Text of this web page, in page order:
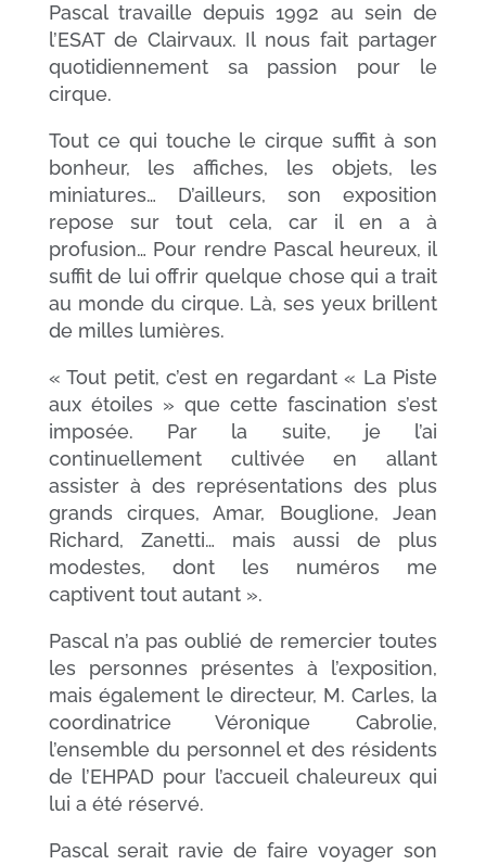
Pascal travaille depuis 1992 au sein de
l’ESAT de Clairvaux. Il nous fait partager
quotidiennement sa passion pour le
cirque.
Tout ce qui touche le cirque suffit à son
bonheur, les affiches, les objets, les
miniatures… D’ailleurs, son exposition
repose sur tout cela, car il en a à
profusion… Pour rendre Pascal heureux, il
suffit de lui offrir quelque chose qui a trait
au monde du cirque. Là, ses yeux brillent
de milles lumières.
« Tout petit, c’est en regardant « La Piste
aux étoiles » que cette fascination s’est
imposée. Par la suite, je l’ai
continuellement cultivée en allant
assister à des représentations des plus
grands cirques, Amar, Bouglione, Jean
Richard, Zanetti… mais aussi de plus
modestes, dont les numéros me
captivent tout autant ».
Pascal n’a pas oublié de remercier toutes
les personnes présentes à l’exposition,
mais également le directeur, M. Carles, la
coordinatrice Véronique Cabrolie,
l’ensemble du personnel et des résidents
de l’EHPAD pour l’accueil chaleureux qui
lui a été réservé.
Pascal serait ravie de faire voyager son